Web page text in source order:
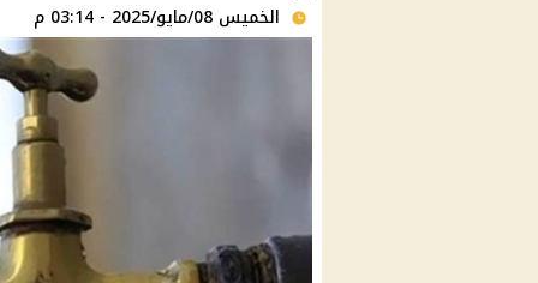
الخميس 08/مايو/2025 - 03:14 م